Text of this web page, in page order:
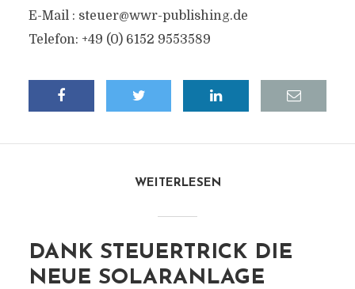
E-Mail : steuer@wwr-publishing.de
Telefon: +49 (0) 6152 9553589
WEITERLESEN
DANK STEUERTRICK DIE
NEUE SOLARANLAGE